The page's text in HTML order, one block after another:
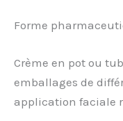
Forme
Crème en pot ou
emballages de
application faciale